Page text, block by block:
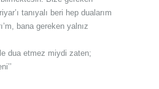
tanıyalı beri hep dualarım
bana gereken yalnız
dua etmez miydi zaten;